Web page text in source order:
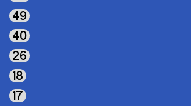
49
40
26
18
17